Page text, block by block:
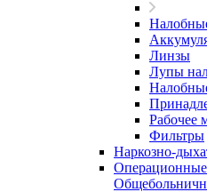
Линзы
Лупы
Рабочее
Фильтры
Наркозно-